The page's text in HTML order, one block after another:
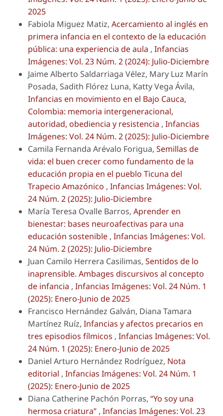
2025
Fabiola Miguez Matiz, Acercamiento al inglés en
primera infancia en el contexto de la educación
pública: una experiencia de aula , Infancias
Imágenes: Vol. 23 Núm. 2 (2024): Julio-Diciembre
Jaime Alberto Saldarriaga Vélez, Mary Luz Marín
Posada, Sadith Flórez Luna, Katty Vega Ávila,
Infancias en movimiento en el Bajo Cauca,
Colombia: memoria intergeneracional,
autoridad, obediencia y resistencia , Infancias
Imágenes: Vol. 24 Núm. 2 (2025): Julio-Diciembre
Camila Fernanda Arévalo Forigua, Semillas de
vida: el buen crecer como fundamento de la
educación propia en el pueblo Ticuna del
Trapecio Amazónico , Infancias Imágenes: Vol.
24 Núm. 2 (2025): Julio-Diciembre
María Teresa Ovalle Barros, Aprender en
bienestar: bases neuroafectivas para una
educación sostenible , Infancias Imágenes: Vol.
24 Núm. 2 (2025): Julio-Diciembre
Juan Camilo Herrera Casilimas, Sentidos de lo
inaprensible. Ambages discursivos al concepto
de infancia , Infancias Imágenes: Vol. 24 Núm. 1
(2025): Enero-Junio de 2025
Francisco Hernández Galván, Diana Tamara
Martínez Ruíz, Infancias y afectos precarios en
tres episodios fílmicos , Infancias Imágenes: Vol.
24 Núm. 1 (2025): Enero-Junio de 2025
Daniel Arturo Hernández Rodríguez, Nota
editorial , Infancias Imágenes: Vol. 24 Núm. 1
(2025): Enero-Junio de 2025
Diana Catherine Pachón Porras, “Yo soy una
hermosa criatura” , Infancias Imágenes: Vol. 23